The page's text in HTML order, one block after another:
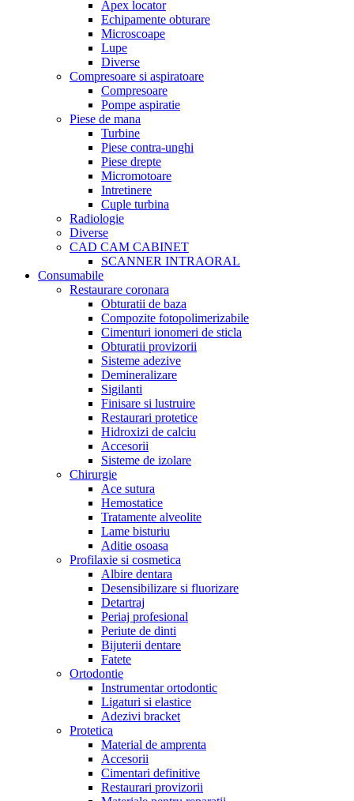
Apex locator
Echipamente obturare
Microscoape
Lupe
Diverse
Compresoare si aspiratoare
Compresoare
Pompe aspiratie
Piese de mana
Turbine
Piese contra-unghi
Piese drepte
Micromotoare
Intretinere
Cuple turbina
Radiologie
Diverse
CAD CAM CABINET
SCANNER INTRAORAL
Consumabile
Restaurare coronara
Obturatii de baza
Compozite fotopolimerizabile
Cimenturi ionomeri de sticla
Obturatii provizorii
Sisteme adezive
Demineralizare
Sigilanti
Finisare si lustruire
Restaurari protetice
Hidroxizi de calciu
Accesorii
Sisteme de izolare
Chirurgie
Ace sutura
Hemostatice
Tratamente alveolite
Lame bisturiu
Aditie osoasa
Profilaxie si cosmetica
Albire dentara
Desensibilizare si fluorizare
Detartraj
Periaj profesional
Periute de dinti
Bijuterii dentare
Fatete
Ortodontie
Instrumentar ortodontic
Ligaturi si elastice
Adezivi bracket
Protetica
Material de amprenta
Accesorii
Cimentari definitive
Restaurari provizorii